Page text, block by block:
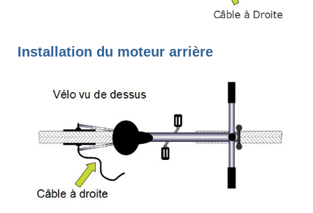
Installation du moteur arrière